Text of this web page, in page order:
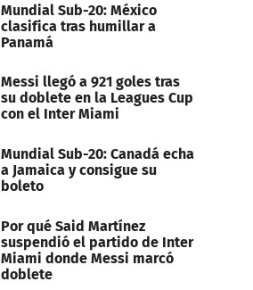
Mundial Sub-20: México
clasifica tras humillar a
Panamá
Messi llegó a 921 goles tras
su doblete en la Leagues Cup
con el Inter Miami
Mundial Sub-20: Canadá echa
a Jamaica y consigue su
boleto
Por qué Said Martínez
suspendió el partido de Inter
Miami donde Messi marcó
doblete